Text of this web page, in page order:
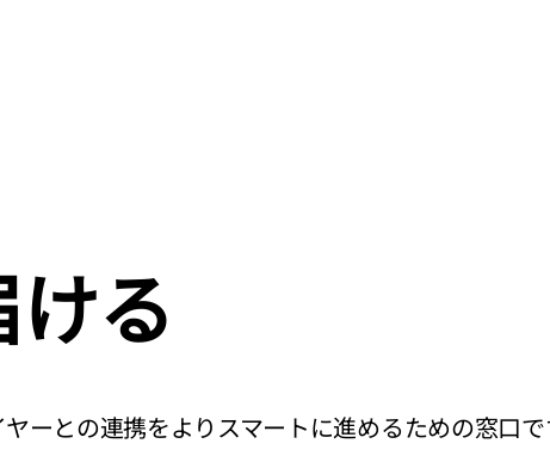
る
ーとの連携をよりスマートに進めるための窓口で